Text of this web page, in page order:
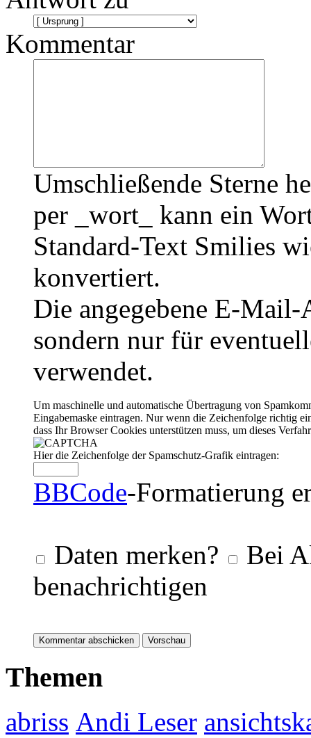
Kommentar
Umschließende Sterne
per _wort_ kann ein
Standard-Text Smilies
konvertiert.
Die angegebene E-
sondern nur für
verwendet.
Um maschinelle und automatische Übertragung von
Eingabemaske eintragen. Nur wenn die Zeichenfolge richtig
dass Ihr Browser Cookies unterstützen muss, um dieses
Hier die Zeichenfolge der Spamschutz-Grafik eintragen:
BBCode-Formatierung
Daten merken?
Bei
benachrichtigen
Themen
abriss Andi Leser